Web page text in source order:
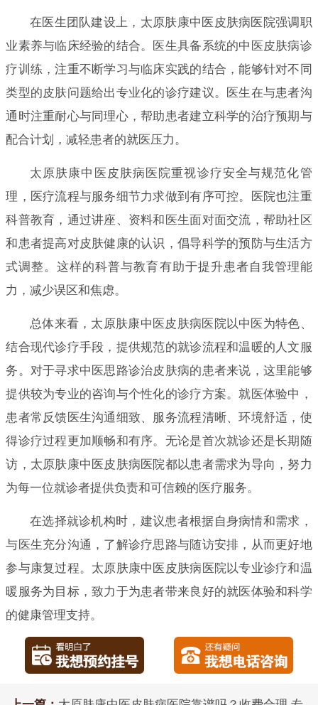
在医生团队建设上，太原肤康中医皮肤病医院强调职
业素养与临床经验的结合。医生具备系统的中医皮肤病诊
疗训练，注重不断学习与临床实践的结合，能够针对不同
类型的皮肤问题给出专业化的诊疗建议。医生在与患者沟
通时注重耐心与同理心，帮助患者建立科学的治疗预期与
配合计划，减轻患者的就医压力。
太原肤康中医皮肤病医院重视诊疗安全与规范化管
理，医疗流程与服务细节力求做到有序可控。医院也注重
科普教育，通过讲座、资料和医生面对面交流，帮助社区
和患者提高对皮肤健康的认识，倡导科学的预防与生活方
式调整。这样的科普与教育有助于提升患者自我管理能
力，减少误区和焦虑。
总体来看，太原肤康中医皮肤病医院以中医为特色、
结合现代诊疗手段，提供规范的就诊流程和温暖的人文服
务。对于寻求中医思路诊治皮肤病的患者来说，这里能够
提供较为专业的咨询与个性化的诊疗方案。就医体验中，
患者常反馈医生沟通细致、服务流程清晰、环境舒适，使
得诊疗过程更加顺畅和有序。无论是首次就诊还是长期随
访，太原肤康中医皮肤病医院都以患者需求为导向，努力
为每一位就诊者提供负责和可信赖的医疗服务。
在选择就诊机构时，建议患者根据自身病情和需求，
与医生充分沟通，了解诊疗思路与随访安排，从而更好地
参与康复过程。太原肤康中医皮肤病医院以专业诊疗和温
暖服务为目标，致力于为患者带来良好的就医体验和科学
的健康管理支持。